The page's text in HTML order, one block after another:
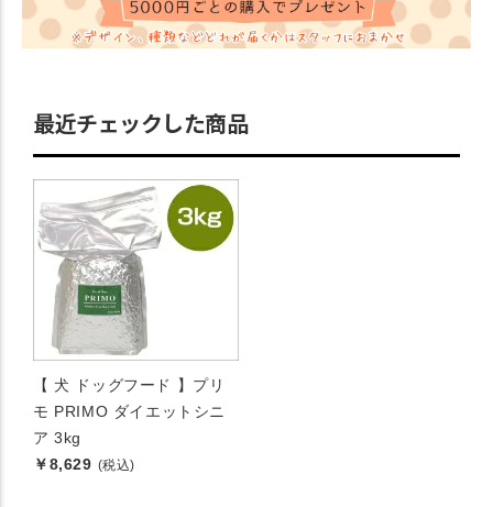
最近チェックした商品
【 犬 ドッグフード 】プリ
モ PRIMO ダイエットシニ
ア 3kg
￥8,629 (税込)